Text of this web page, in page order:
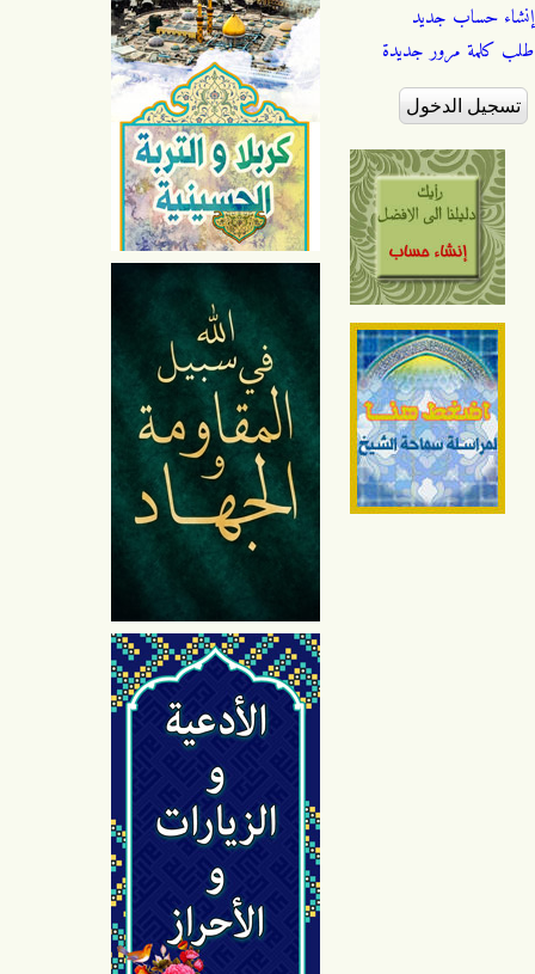
إنشاء حساب جديد
طلب كلمة مرور جديدة